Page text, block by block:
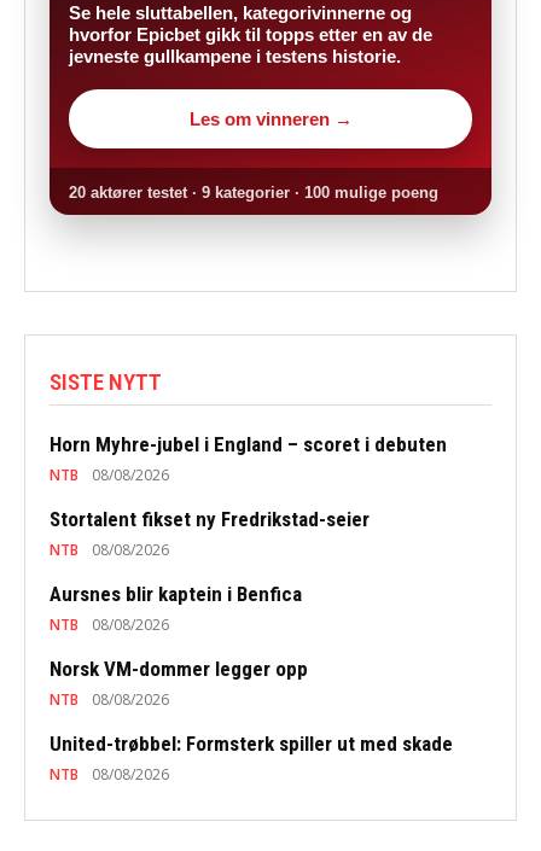
Se hele sluttabellen, kategorivinnerne og
hvorfor Epicbet gikk til topps etter en av de
jevneste gullkampene i testens historie.
Les om vinneren →
20 aktører testet · 9 kategorier · 100 mulige poeng
SISTE NYTT
Horn Myhre-jubel i England – scoret i debuten
NTB 08/08/2026
Stortalent fikset ny Fredrikstad-seier
NTB 08/08/2026
Aursnes blir kaptein i Benfica
NTB 08/08/2026
Norsk VM-dommer legger opp
NTB 08/08/2026
United-trøbbel: Formsterk spiller ut med skade
NTB 08/08/2026